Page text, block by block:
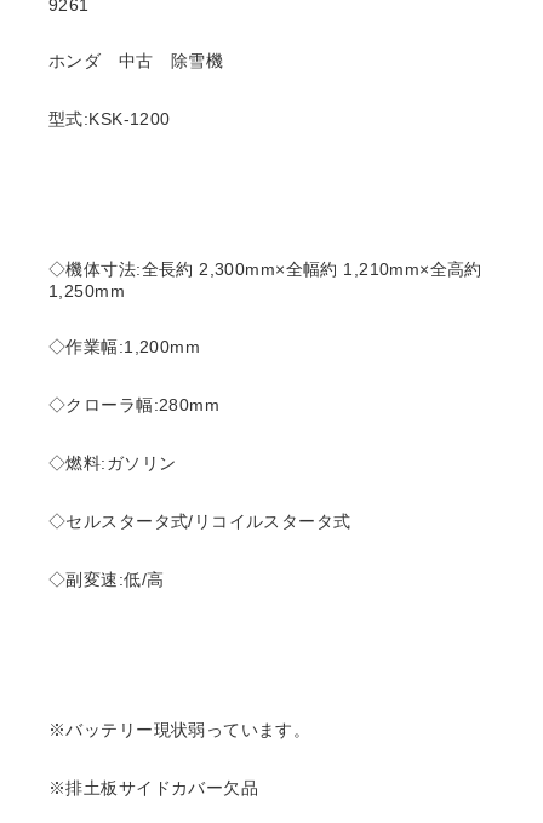
9261
ホンダ 中古 除雪機
型式:KSK-1200
◇機体寸法:全長約 2,300mm×全幅約 1,210mm×全高約
1,250mm
◇作業幅:1,200mm
◇クローラ幅:280mm
◇燃料:ガソリン
◇セルスタータ式/リコイルスタータ式
◇副変速:低/高
※バッテリー現状弱っています。
※排土板サイドカバー欠品